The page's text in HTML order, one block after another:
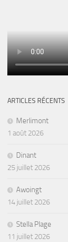
ARTICLES RÉCENTS
Merlimont
1 août 2026
Dinant
25 juillet 2026
Awoingt
14 juillet 2026
Stella Plage
11 juillet 2026